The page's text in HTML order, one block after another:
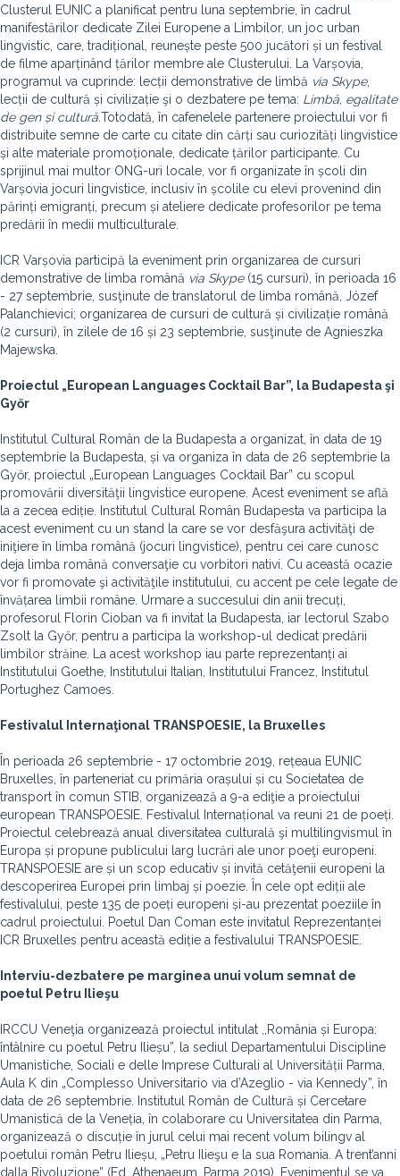
Clusterul EUNIC a planificat pentru luna septembrie, în cadrul
manifestărilor dedicate Zilei Europene a Limbilor, un joc urban
lingvistic, care, tradițional, reunește peste 500 jucători și un festival
de filme aparținând țărilor membre ale Clusterului. La Varșovia,
programul va cuprinde: lecții demonstrative de limbă via Skype,
lecții de cultură și civilizație şi o dezbatere pe tema: Limbă, egalitate
de gen și cultură.Totodată, în cafenelele partenere proiectului vor fi
distribuite semne de carte cu citate din cărți sau curiozități lingvistice
și alte materiale promoționale, dedicate țărilor participante. Cu
sprijinul mai multor ONG-uri locale, vor fi organizate în școli din
Varșovia jocuri lingvistice, inclusiv în școlile cu elevi provenind din
părinți emigranți, precum și ateliere dedicate profesorilor pe tema
predării în medii multiculturale.
ICR Varșovia participă la eveniment prin organizarea de cursuri
demonstrative de limba română via Skype(15 cursuri), în perioada 16
- 27 septembrie, susţinute de translatorul de limba română, Józef
Palanchievici; organizarea de cursuri de cultură și civilizație română
(2 cursuri), în zilele de 16 și 23 septembrie, susţinute de Agnieszka
Majewska.
Proiectul „European Languages Cocktail Bar”, la Budapesta şi
Győr
Institutul Cultural Român de la Budapesta a organizat, în data de 19
septembrie la Budapesta, și va organiza în data de 26 septembrie la
Győr, proiectul „European Languages Cocktail Bar” cu scopul
promovării diversităţii lingvistice europene. Acest eveniment se află
la a zecea ediție. Institutul Cultural Român Budapesta va participa la
acest eveniment cu un stand la care se vor desfăşura activităţi de
iniţiere în limba română (jocuri lingvistice), pentru cei care cunosc
deja limba română conversaţie cu vorbitori nativi. Cu această ocazie
vor fi promovate şi activităţile institutului, cu accent pe cele legate de
învățarea limbii române. Urmare a succesului din anii trecuți,
profesorul Florin Cioban va fi invitat la Budapesta, iar lectorul Szabo
Zsolt la Győr, pentru a participa la workshop-ul dedicat predării
limbilor străine. La acest workshop iau parte reprezentanți ai
Institutului Goethe, Institutului Italian, Institutului Francez, Institutul
Portughez Camoes.
Festivalul Internaţional TRANSPOESIE, la Bruxelles
În perioada 26 septembrie - 17 octombrie 2019, rețeaua EUNIC
Bruxelles, în parteneriat cu primăria orașului și cu Societatea de
transport în comun STIB, organizează a 9-a ediţie a proiectului
european TRANSPOESIE. Festivalul Internațional va reuni 21 de poeți.
Proiectul celebrează anual diversitatea culturală şi multilingvismul în
Europa și propune publicului larg lucrări ale unor poeţi europeni.
TRANSPOESIE are și un scop educativ și invită cetăţenii europeni la
descoperirea Europei prin limbaj și poezie. În cele opt ediții ale
festivalului, peste 135 de poeți europeni și-au prezentat poeziile în
cadrul proiectului. Poetul Dan Coman este invitatul Reprezentanței
ICR Bruxelles pentru această ediție a festivalului TRANSPOESIE.
Interviu-dezbatere pe marginea unui volum semnat de
poetul Petru Ilieşu
IRCCU Veneţia organizează proiectul intitulat ,,România și Europa:
întâlnire cu poetul Petru Ilieșu”, la sediul Departamentului Discipline
Umanistiche, Sociali e delle Imprese Culturali al Universității Parma,
Aula K din „Complesso Universitario via d’Azeglio - via Kennedy”, în
data de 26 septembrie. Institutul Român de Cultură și Cercetare
Umanistică de la Veneția, în colaborare cu Universitatea din Parma,
organizează o discuție în jurul celui mai recent volum bilingv al
poetului român Petru Ilieșu, „Petru Ilieşu e la sua Romania. A trent’anni
dalla Rivoluzione” (Ed. Athenaeum, Parma 2019). Evenimentul se va